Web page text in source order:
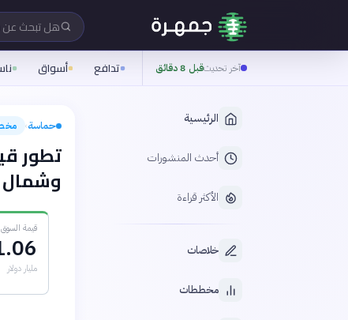
هل تبحث
آخر تحديثقبل 8 دقائق تدافع أسواق
الرئيسية
أحدث المنشورات
الأكثر قراءة
خلاصات
مخططات
حماسة›
تطور
وشمال
قيمة السوق
مليار دولار